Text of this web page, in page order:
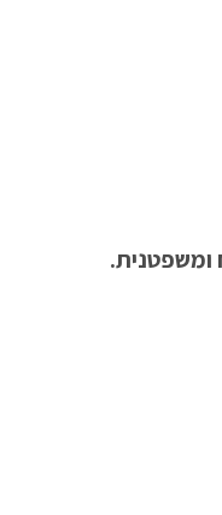
ומשפטנית.